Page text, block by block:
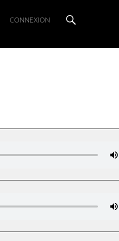
CONNEXION